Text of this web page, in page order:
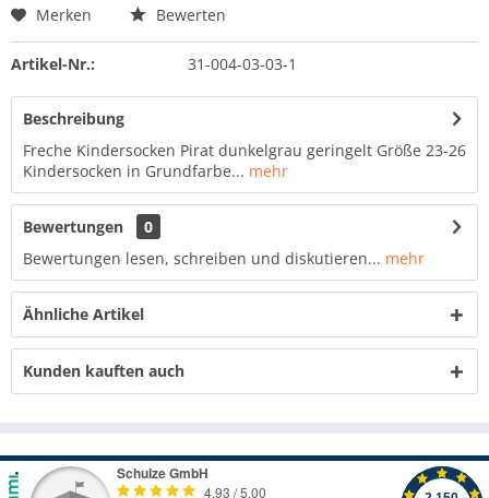
Merken Bewerten
Artikel-Nr.: 31-004-03-03-1
Beschreibung
Freche Kindersocken Pirat dunkelgrau geringelt Größe 23-26
Kindersocken in Grundfarbe... mehr
Bewertungen
0
Bewertungen lesen, schreiben und diskutieren... mehr
Ähnliche Artikel
Kunden kauften auch